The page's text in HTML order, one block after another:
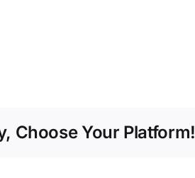
Choose Your Platform!